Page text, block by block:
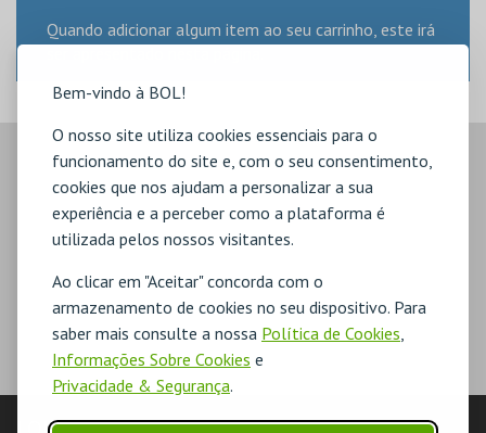
Bem-vindo à BOL!
O nosso site utiliza cookies essenciais para o
funcionamento do site e, com o seu consentimento,
cookies que nos ajudam a personalizar a sua
experiência e a perceber como a plataforma é
utilizada pelos nossos visitantes.
Ao clicar em "Aceitar" concorda com o
armazenamento de cookies no seu dispositivo. Para
saber mais consulte a nossa Política de Cookies,
Informações Sobre Cookies e
Privacidade & Segurança.
Quando adicionar algum item ao seu carrinho, este irá